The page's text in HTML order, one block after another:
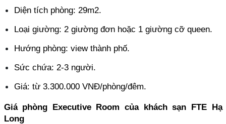
Diện tích phòng: 29m2.
Loại giường: 2 giường đơn hoặc 1 giường cỡ queen.
Hướng phòng: view thành phố.
Sức chứa: 2-3 người.
Giá: từ 3.300.000 VNĐ/phòng/đêm.
Giá phòng Executive Room của khách sạn FTE Hạ
Long